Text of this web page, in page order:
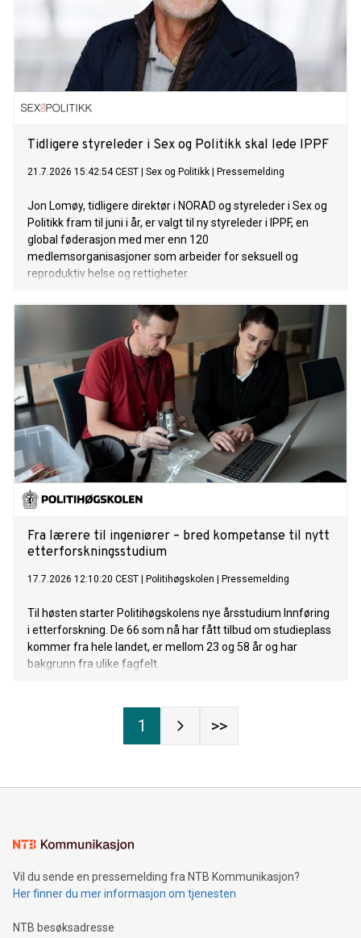
Tidligere styreleder i Sex og Politikk skal lede IPPF
21.7.2026 15:42:54 CEST Sex og Politikk Pressemelding
Jon Lomøy, tidligere direktør i NORAD og styreleder i Sex og
Politikk fram til juni i år, er valgt til ny styreleder i IPPF, en
global føderasjon med mer enn 120
medlemsorganisasjoner som arbeider for seksuell og
reproduktiv helse og rettigheter.
Fra lærere til ingeniører – bred kompetanse til nytt
etterforskningsstudium
17.7.2026 12:10:20 CEST Politihøgskolen Pressemelding
Til høsten starter Politihøgskolens nye årsstudium Innføring
i etterforskning. De 66 som nå har fått tilbud om studieplass
kommer fra hele landet, er mellom 23 og 58 år og har
bakgrunn fra ulike fagfelt.
1 >>
Vil du sende en pressemelding fra NTB Kommunikasjon?
Her finner du mer informasjon om tjenesten
NTB besøksadresse